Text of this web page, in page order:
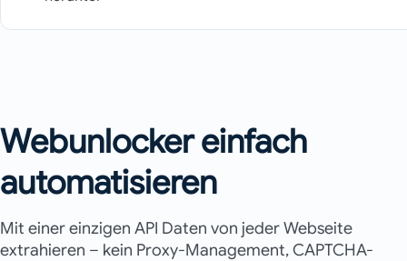
Webunlocker einfach
automatisieren
Mit einer einzigen API Daten von jeder Webseite
extrahieren – kein Proxy-Management, CAPTCHA-